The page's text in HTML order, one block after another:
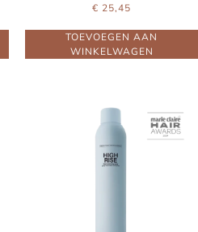
€ 25,45
TOEVOEGEN AAN
WINKELWAGEN